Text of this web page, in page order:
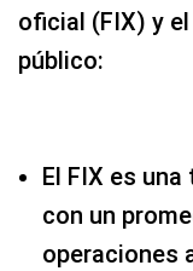
oficial (FIX) y
público:
El FIX es
con un
operaciones